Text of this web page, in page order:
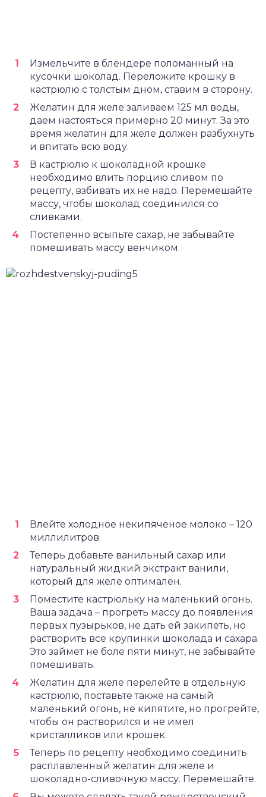
Измельчите в блендере поломанный на
кусочки шоколад. Переложите крошку в
кастрюлю с толстым дном, ставим в сторону.
Желатин для желе заливаем 125 мл воды,
даем настояться примерно 20 минут. За это
время желатин для желе должен разбухнуть
и впитать всю воду.
В кастрюлю к шоколадной крошке
необходимо влить порцию сливом по
рецепту, взбивать их не надо. Перемешайте
массу, чтобы шоколад соединился со
сливками.
Постепенно всыпьте сахар, не забывайте
помешивать массу венчиком.
Влейте холодное некипяченое молоко – 120
миллилитров.
Теперь добавьте ванильный сахар или
натуральный жидкий экстракт ванили,
который для желе оптимален.
Поместите кастрюльку на маленький огонь.
Ваша задача – прогреть массу до появления
первых пузырьков, не дать ей закипеть, но
растворить все крупинки шоколада и сахара.
Это займет не боле пяти минут, не забывайте
помешивать.
Желатин для желе перелейте в отдельную
кастрюлю, поставьте также на самый
маленький огонь, не кипятите, но прогрейте,
чтобы он растворился и не имел
кристалликов или крошек.
Теперь по рецепту необходимо соединить
расплавленный желатин для желе и
шоколадно-сливочную массу. Перемешайте.